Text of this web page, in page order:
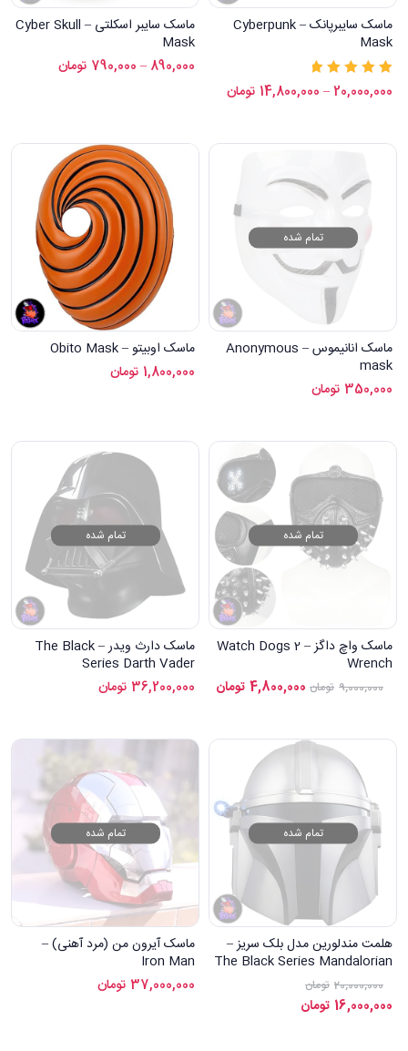
ماسک سایبرپانک – Cyberpunk
Mask
20,000,000
–
14,800,000 تومان از 5
ماسک سایبر اسکلتی – Cyber Skull
Mask
890,000
–
790,000 تومان
تمام شده
ماسک انانیموس – Anonymous
mask
350,000 تومان
ماسک اوبیتو – Obito Mask
1,800,000 تومان
تمام شده
ماسک واچ داگز – Watch Dogs 2
Wrench
9,000,000 تومان 4,800,000 تومان
تمام شده
ماسک دارث ویدر – The Black
Series Darth Vader
36,200,000 تومان
تمام شده
هلمت مندلورین مدل بلک سریز –
The Black Series Mandalorian
helmet
20,000,000 تومان
16,000,000 تومان
تمام شده
ماسک آیرون من (مرد آهنی) –
Iron Man
37,000,000 تومان